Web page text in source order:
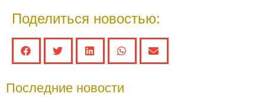
Поделиться новостью:
Последние новости